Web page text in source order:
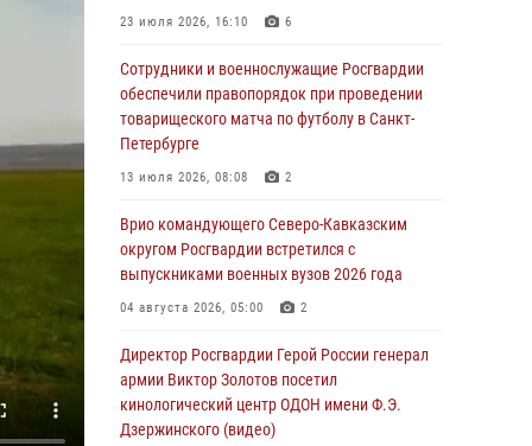
акции «От сердца к сердцу»
В Бурятии и Приамурье росгвардейцы
задержали подозреваемых в незаконном
обороте наркотиков
06 августа 2026, 06:15
На Сахалине при участии СОБР Росгвардии
пресекли нелегальную добычу биоресурсов
06 августа 2026, 05:12
беспилотников в ЛНР
06 августа 2026, 05:00
Выпускники вузов Росгвардии прибыли для
23 июля 2026, 16:10 6
Сотрудники и военнослужащие Росгвардии
обеспечили правопорядок при проведении
товарищеского матча по футболу в Санкт-
Петербурге
13 июля 2026, 08:08 2
Врио командующего Северо-Кавказским
округом Росгвардии встретился с
выпускниками военных вузов 2026 года
04 августа 2026, 05:00 2
Директор Росгвардии Герой России генерал
армии Виктор Золотов посетил
кинологический центр ОДОН имени Ф.Э.
Дзержинского (видео)